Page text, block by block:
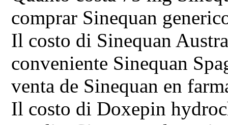
comprar Sinequan
Il costo di Sinequan
conveniente Sinequan
venta de Sinequan en
Il costo di Doxepin